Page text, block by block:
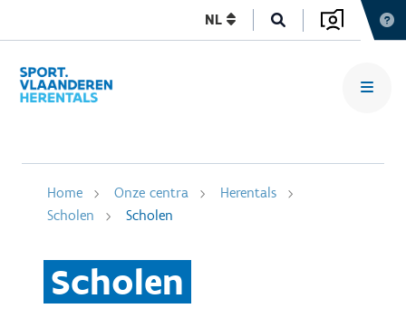
NL
Home Onze centra
Herentals
Scholen
Scholen
Scholen